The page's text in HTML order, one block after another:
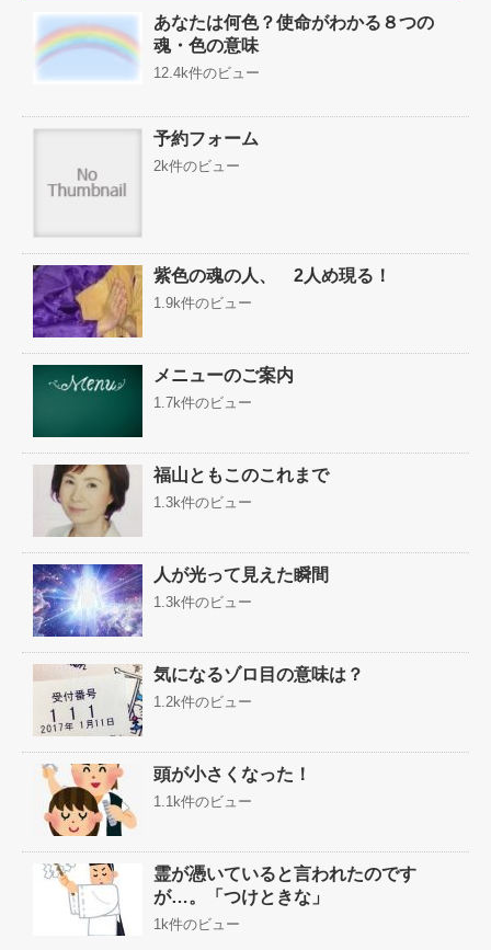
あなたは何色？使命がわかる８つの
魂・色の意味
12.4k件のビュー
予約フォーム
2k件のビュー
紫色の魂の人、 2人め現る！
1.9k件のビュー
メニューのご案内
1.7k件のビュー
福山ともこのこれまで
1.3k件のビュー
人が光って見えた瞬間
1.3k件のビュー
気になるゾロ目の意味は？
1.2k件のビュー
頭が小さくなった！
1.1k件のビュー
霊が憑いていると言われたのです
が…。「つけときな」
1k件のビュー